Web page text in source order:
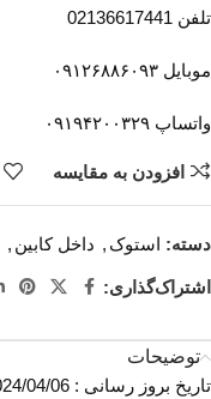
تلفن 02136617441
موبایل ۰۹۱۲۶۸۸۶۰۹۳
واتساپ ۰۹۱۹۴۲۰۰۳۲۹
افزودن به مقایسه
دسته: استوک , داخل کابین ,
اشتراک‌گذاری:
توضیحات
تاریخ بروز رسانی : 2024/04/06 – توسط :